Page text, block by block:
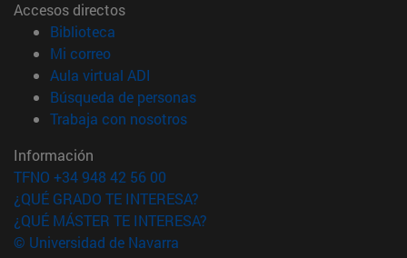
Accesos directos
Biblioteca
Mi correo(abre en nueva ventana)
Aula virtual ADI
Búsqueda de personas(abre en nueva ventana)
Trabaja con nosotros(abre en nueva ventana)
Información
TFNO +34 948 42 56 00
¿QUÉ GRADO TE INTERESA?
¿QUÉ MÁSTER TE INTERESA?
© Universidad de Navarra